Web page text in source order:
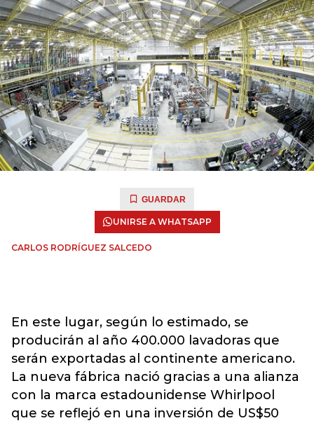
GUARDAR
UNIRSE A WHATSAPP
CARLOS RODRÍGUEZ SALCEDO
En este lugar, según lo estimado, se
producirán al año 400.000 lavadoras que
serán exportadas al continente americano.
La nueva fábrica nació gracias a una alianza
con la marca estadounidense Whirlpool
que se reflejó en una inversión de US$50